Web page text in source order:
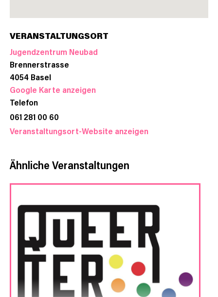
VERANSTALTUNGSORT
Jugendzentrum Neubad
Brennerstrasse
4054 Basel
Google Karte anzeigen
Telefon
061 281 00 60
Veranstaltungsort-Website anzeigen
Ähnliche Veranstaltungen